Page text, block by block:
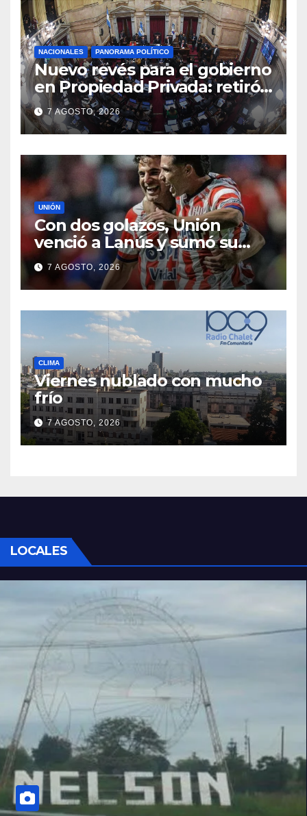
NACIONALES PANORAMA POLÍTICO
Nuevo revés para el gobierno
en Propiedad Privada: retiró
el capítulo que pretendía
modificar la Ley de Manejo
del Fuego
7 AGOSTO, 2026
UNIÓN
Con dos golazos, Unión
venció a Lanús y sumó su
primer triunfo en el Clausura
7 AGOSTO, 2026
CLIMA
Viernes nublado con mucho
frío
7 AGOSTO, 2026
LOCALES